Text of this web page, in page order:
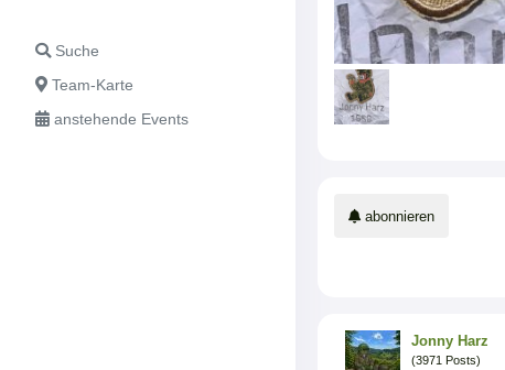
Suche
Team-Karte
anstehende Events
abonnieren
Jonny Harz
(3971 Posts)